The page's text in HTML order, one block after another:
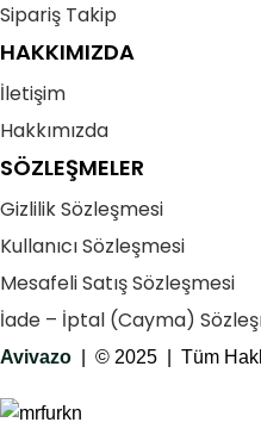
Sipariş Takip
HAKKIMIZDA
İletişim
Hakkımızda
SÖZLEŞMELER
Gizlilik Sözleşmesi
Kullanıcı Sözleşmesi
Mesafeli Satış Sözleşmesi
İade – İptal (Cayma)
Avivazo | © 2025 | Tüm